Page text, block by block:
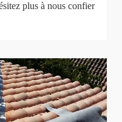
plus à nous confier